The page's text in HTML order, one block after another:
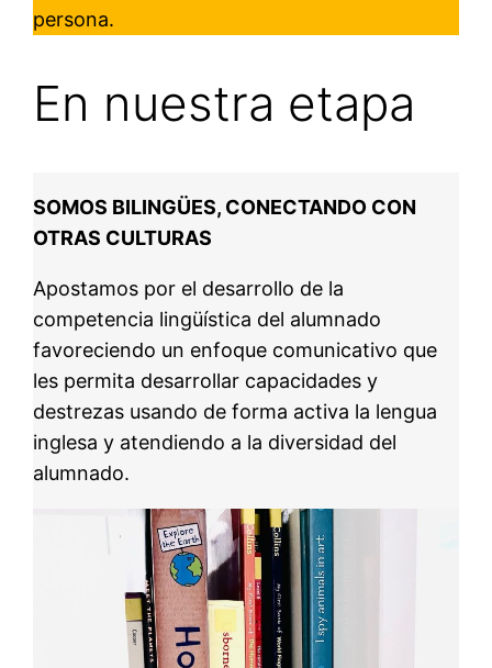
persona.
En nuestra etapa
SOMOS BILINGÜES, CONECTANDO CON
OTRAS CULTURAS
Apostamos por el desarrollo de la
competencia lingüística del alumnado
favoreciendo un enfoque comunicativo que
les permita desarrollar capacidades y
destrezas usando de forma activa la lengua
inglesa y atendiendo a la diversidad del
alumnado.